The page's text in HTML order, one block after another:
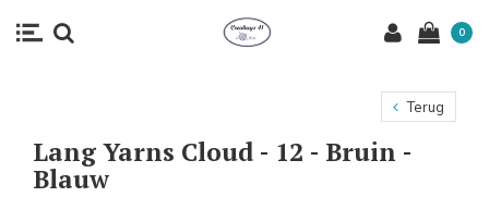
0
Terug
Lang Yarns Cloud - 12 - Bruin -
Blauw